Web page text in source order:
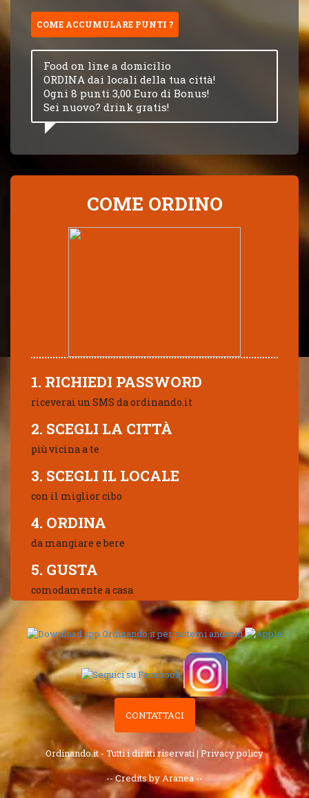
COME ACCUMULARE PUNTI ?
Food on line a domicilio
ORDINA dai locali della tua città!
Ogni 8 punti 3,00 Euro di Bonus!
Sei nuovo? drink gratis!
COME ORDINO
1. RICHIEDI PASSWORD
riceverai un SMS da ordinando.it
2. SCEGLI LA CITTÀ
più vicina a te
3. SCEGLI IL LOCALE
con il miglior cibo
4. ORDINA
da mangiare e bere
5. GUSTA
comodamente a casa
CONTATTACI
Ordinando.it - Tutti i diritti riservati | Privacy policy
-- Credits by Aranea --